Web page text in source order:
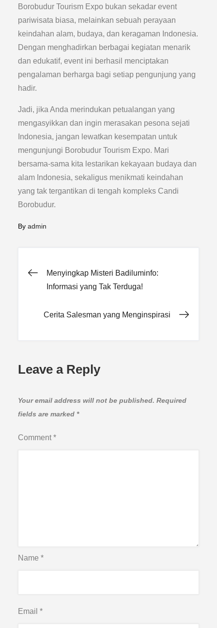
Borobudur Tourism Expo bukan sekadar event
pariwisata biasa, melainkan sebuah perayaan
keindahan alam, budaya, dan keragaman Indonesia.
Dengan menghadirkan berbagai kegiatan menarik
dan edukatif, event ini berhasil menciptakan
pengalaman berharga bagi setiap pengunjung yang
hadir.
Jadi, jika Anda merindukan petualangan yang
mengasyikkan dan ingin merasakan pesona sejati
Indonesia, jangan lewatkan kesempatan untuk
mengunjungi Borobudur Tourism Expo. Mari
bersama-sama kita lestarikan kekayaan budaya dan
alam Indonesia, sekaligus menikmati keindahan
yang tak tergantikan di tengah kompleks Candi
Borobudur.
Byadmin
Post
Menyingkap Misteri Badiluminfo:
Informasi yang Tak Terduga!
Cerita Salesman yang Menginspirasi
Leave a Reply
Your email address will not be published. Required
fields are marked *
Comment*
Name*
Email*